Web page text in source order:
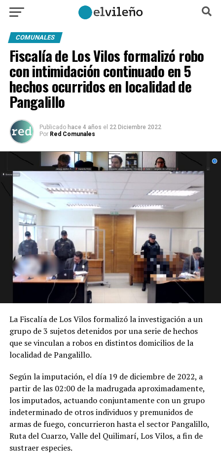
COMUNALES
Fiscalía de Los Vilos formalizó robo
con intimidación continuado en 5
hechos ocurridos en localidad de
Pangalillo
Publicado hace 4 años el 22 Diciembre 2022
Por Red Comunales
La Fiscalía de Los Vilos formalizó la investigación a un
grupo de 3 sujetos detenidos por una serie de hechos
que se vinculan a robos en distintos domicilios de la
localidad de Pangalillo.
Según la imputación, el día 19 de diciembre de 2022, a
partir de las 02:00 de la madrugada aproximadamente,
los imputados, actuando conjuntamente con un grupo
indeterminado de otros individuos y premunidos de
armas de fuego, concurrieron hasta el sector Pangalillo,
Ruta del Cuarzo, Valle del Quilimarí, Los Vilos, a fin de
sustraer especies.